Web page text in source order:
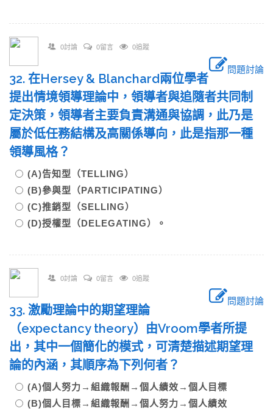
0討論 0留言 0追蹤
問題討論
32. 在Hersey & Blanchard兩位學者
提出情境領導理論中，領導者與追隨者共同制
定決策，領導者主要負責溝通與協調，此乃是
屬於低任務結構及高關係導向，此是指那一種
領導風格？
(A)告知型（TELLING）
(B)參與型（PARTICIPATING）
(C)推銷型（SELLING）
(D)授權型（DELEGATING）。
0討論 0留言 0追蹤
問題討論
33. 激勵理論中的期望理論
（expectancy theory）由Vroom學者所提
出，其中一個簡化的模式，可清楚描述期望理
論的內涵，其順序為下列何者？
(A)個人努力→組織報酬→個人績效→個人目標
(B)個人目標→組織報酬→個人努力→個人績效